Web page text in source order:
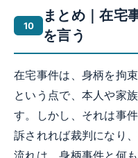
まとめ｜在宅
を言う
在宅事件は、身柄を拘
という点で、本人や家
す。しかし、それは事
訴されれば裁判になり
流れは、身柄事件と何